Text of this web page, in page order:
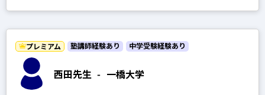
西田先生 - 一橋大学
プレミアム 塾講師経験あり 中学受験経験あり